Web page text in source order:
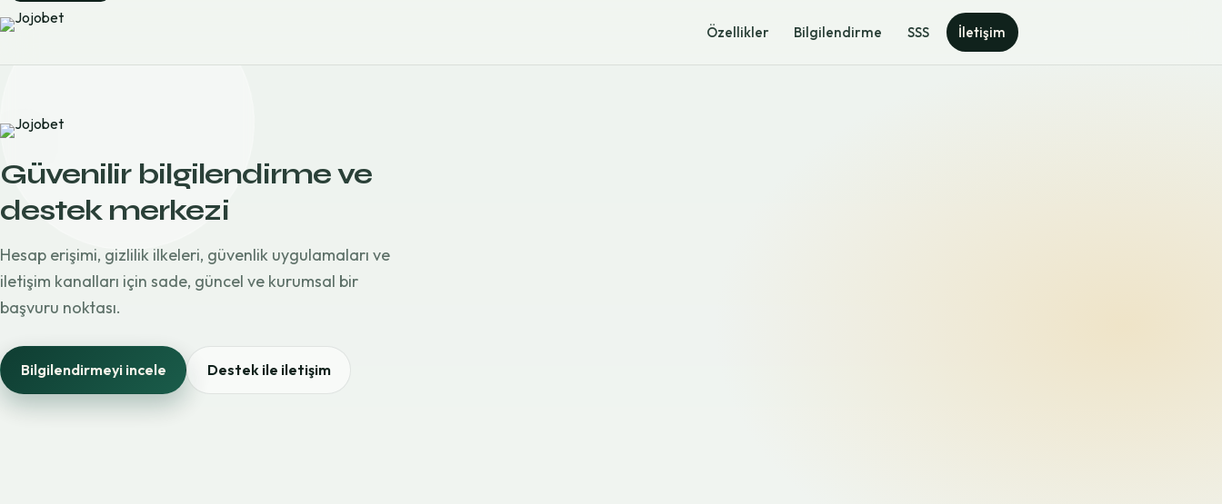
Özellikler Bilgilendirme SSS İletişim
Güvenilir bilgilendirme ve
destek merkezi
Hesap erişimi, gizlilik ilkeleri, güvenlik uygulamaları ve
iletişim kanalları için sade, güncel ve kurumsal bir
başvuru noktası.
Bilgilendirmeyi incele Destek ile iletişim